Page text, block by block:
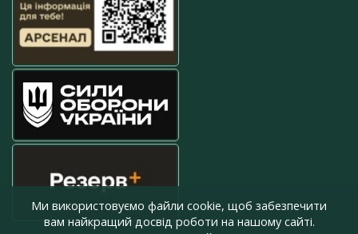
Ми використовуємо файли cookie, щоб забезпечити
вам найкращий досвід роботи на нашому сайті.